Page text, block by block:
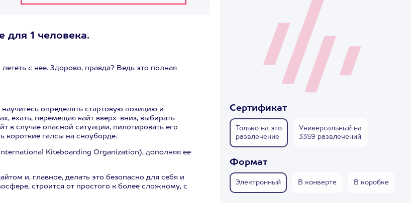
для 1 человека.
с нее. Здорово, правда? Ведь это полная
определять стартовую позицию и
ехать, перемещая кайт вверх-вниз, выбирать
в случае опасной ситуации, пилотировать его
короткие галсы на сноуборде.
Kiteboarding Organization), дополняя ее
и, главное, делать это безопасно для себя и
строится от простого к более сложному, с
Сертификат
Только на это
развлечение
Универсальный на
3359 развлечений
Формат
Электронный В конверте В коробке